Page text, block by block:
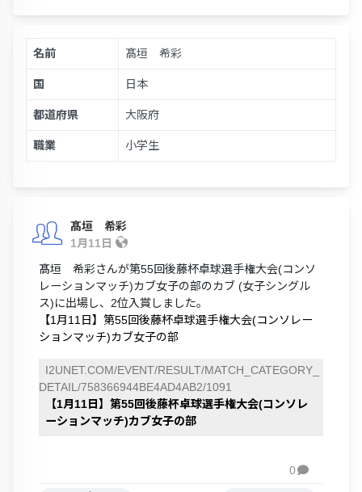
名前 髙垣 希彩
国 日本
都道府県 大阪府
職業 小学生
髙垣 希彩
1月11日
髙垣 希彩さんが第55回後藤杯卓球選手権大会(コンソ
レーションマッチ)カブ女子の部のカブ (女子シングル
ス)に出場し、2位入賞しました。
【1月11日】第55回後藤杯卓球選手権大会(コンソレー
ションマッチ)カブ女子の部
I2UNET.COM/EVENT/RESULT/MATCH_CATEGORY_
DETAIL/758366944BE4AD4AB2/1091
【1月11日】第55回後藤杯卓球選手権大会(コンソレ
ーションマッチ)カブ女子の部
0